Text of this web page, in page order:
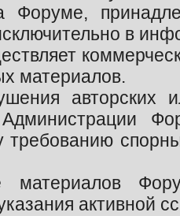
в
материалов.
авторских
требованию
материалов
активной